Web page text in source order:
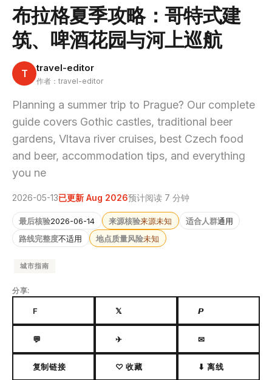
布拉格夏季攻略：哥特式建
筑、啤酒花园与河上巡航
T travel-editor
作者：travel-editor
Planning a summer trip to Prague? Our complete
guide covers Gothic castles, traditional beer
gardens, Vltava river cruises, best Czech food
and beer, accommodation tips, and everything
you ne
2026-05-13已更新 Aug 2026预计阅读 7 分钟
最后核验2026-06-14 来源核验来源未知 适合人群通用
路线完整度不适用 地点质量风险未知
城市指南
分享:
F 𝕏 𝙋
💬 ✈ ✉
复制链接 ♡ 收藏 ⬇ 离线